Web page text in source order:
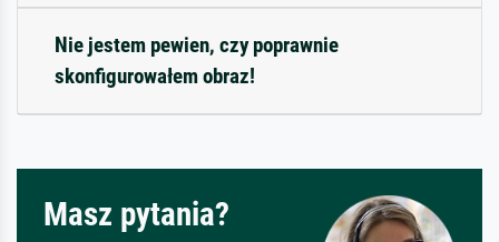
Nie jestem pewien, czy poprawnie
skonfigurowałem obraz!
Masz pytania?